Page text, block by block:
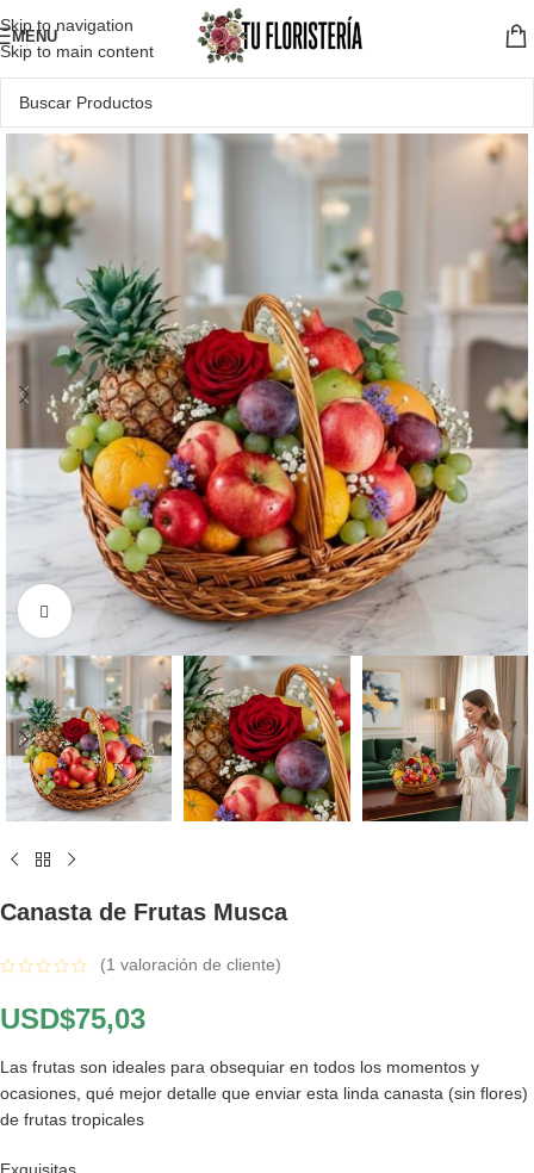
Skip to navigation
Skip to main content
MENU
Click to enlarge
Canasta de Frutas Musca
(1 valoración de cliente)
USD$75,03
Las frutas son ideales para obsequiar en todos los momentos y
ocasiones, qué mejor detalle que enviar esta linda canasta (sin flores)
de frutas tropicales
Exquisitas